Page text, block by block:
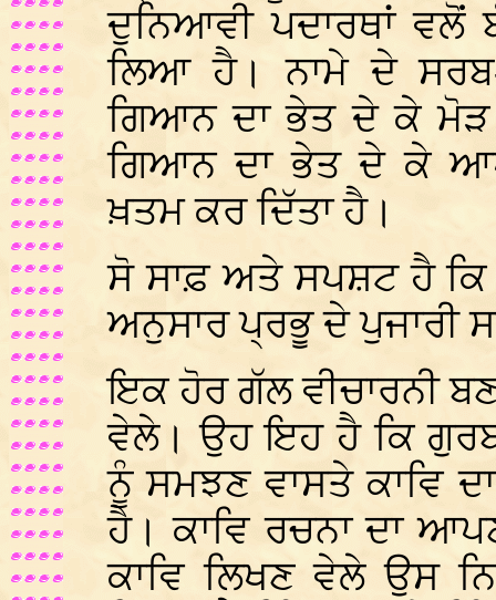
ਦੁਨਿਆਵੀ ਪਦਾਰਥਾਂ
ਲਿਆ ਹੈ। ਨਾਮੇ ਦੇ
ਗਿਆਨ ਦਾ ਭੇਤ ਦੇ ਕੇ
ਗਿਆਨ ਦਾ ਭੇਤ ਦੇ ਕੇ
ਖ਼ਤਮ ਕਰ ਦਿੱਤਾ ਹੈ।
ਸੋ ਸਾਫ਼ ਅਤੇ ਸਪਸ਼ਟ ਹੈ ਕਿ
ਅਨੁਸਾਰ ਪ੍ਰਭੂ ਦੇ ਪੁਜਾਰੀ
ਇਕ ਹੋਰ ਗੱਲ ਵੀਚਾਰਨੀ
ਵੇਲੇ। ਉਹ ਇਹ ਹੈ ਕਿ
ਨੂੰ ਸਮਝਣ ਵਾਸਤੇ ਕਾਵਿ
ਹੈ। ਕਾਵਿ ਰਚਨਾ ਦਾ
ਕਾਵਿ ਲਿਖਣ ਵੇਲੇ ਉਸ